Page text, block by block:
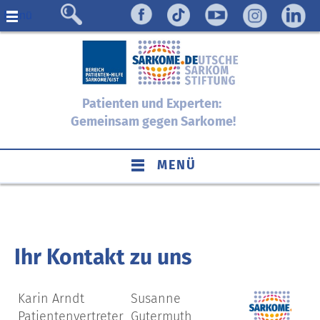
Menü
Patienten und Experten:
Gemeinsam gegen Sarkome!
MENÜ
Ihr Kontakt zu uns
Karin Arndt
Patientenvertreter
Susanne
Gutermuth